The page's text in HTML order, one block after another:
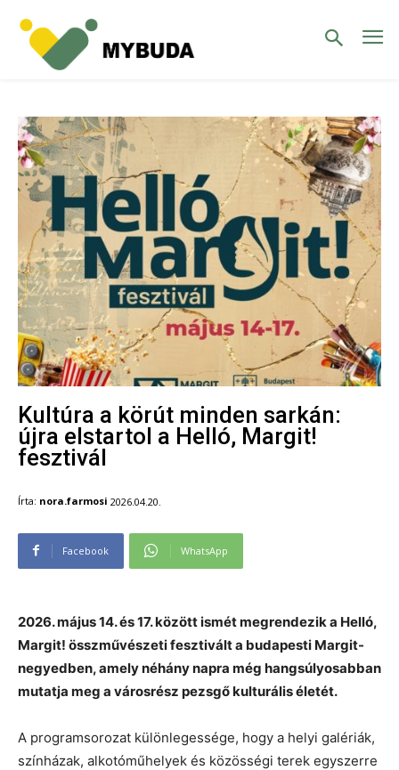
Kultúra a körút minden sarkán:
újra elstartol a Helló, Margit!
fesztivál
Írta: nora.farmosi 2026.04.20.
Facebook WhatsApp
2026. május 14. és 17. közöttismét megrendezik a Helló,
Margit! összművészeti fesztivált a budapesti Margit-
negyedben, amely néhány napra még hangsúlyosabban
mutatja meg a városrész pezsgő kulturális életét.
A programsorozat különlegessége, hogy a helyi galériák,
színházak, alkotóműhelyek és közösségi terek egyszerre